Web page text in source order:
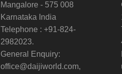
Mangalore - 575 008
Karnataka India
Telephone : +91-824-
2982023.
General Enquiry:
office@daijiworld.com,